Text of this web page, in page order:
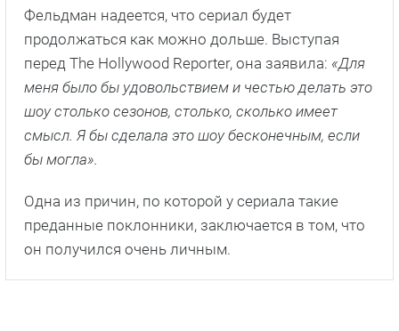
Фельдман надеется, что сериал будет
продолжаться как можно дольше. Выступая
перед The Hollywood Reporter, она заявила: «Для
меня было бы удовольствием и честью делать это
шоу столько сезонов, столько, сколько имеет
смысл. Я бы сделала это шоу бесконечным, если
бы могла».
Одна из причин, по которой у сериала такие
преданные поклонники, заключается в том, что
он получился очень личным.